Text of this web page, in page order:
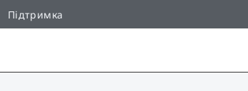
Підтримка